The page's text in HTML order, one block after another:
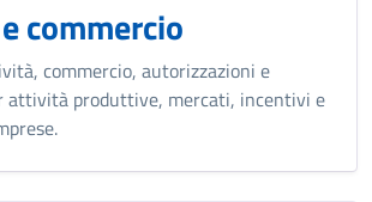
commercio
commercio, autorizzazioni e
attività produttive, mercati, incentivi e